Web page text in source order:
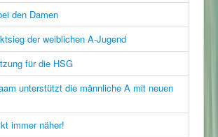
den Damen
der weiblichen A-Jugend
für die HSG
unterstützt die männliche A mit neuen
immer näher!